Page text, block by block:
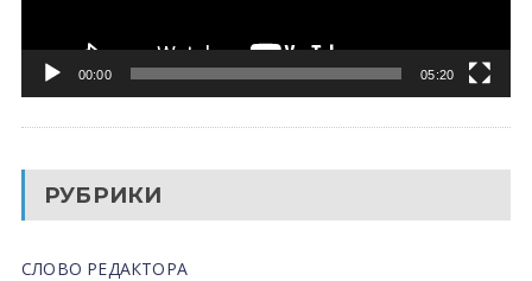
00:00 05:20
РУБРИКИ
СЛОВО РЕДАКТОРА